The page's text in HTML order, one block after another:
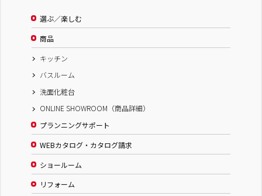
選ぶ／楽しむ
商品
キッチン
バスルーム
洗面化粧台
ONLINE SHOWROOM（商品詳細）
プランニングサポート
WEBカタログ・カタログ請求
ショールーム
リフォーム